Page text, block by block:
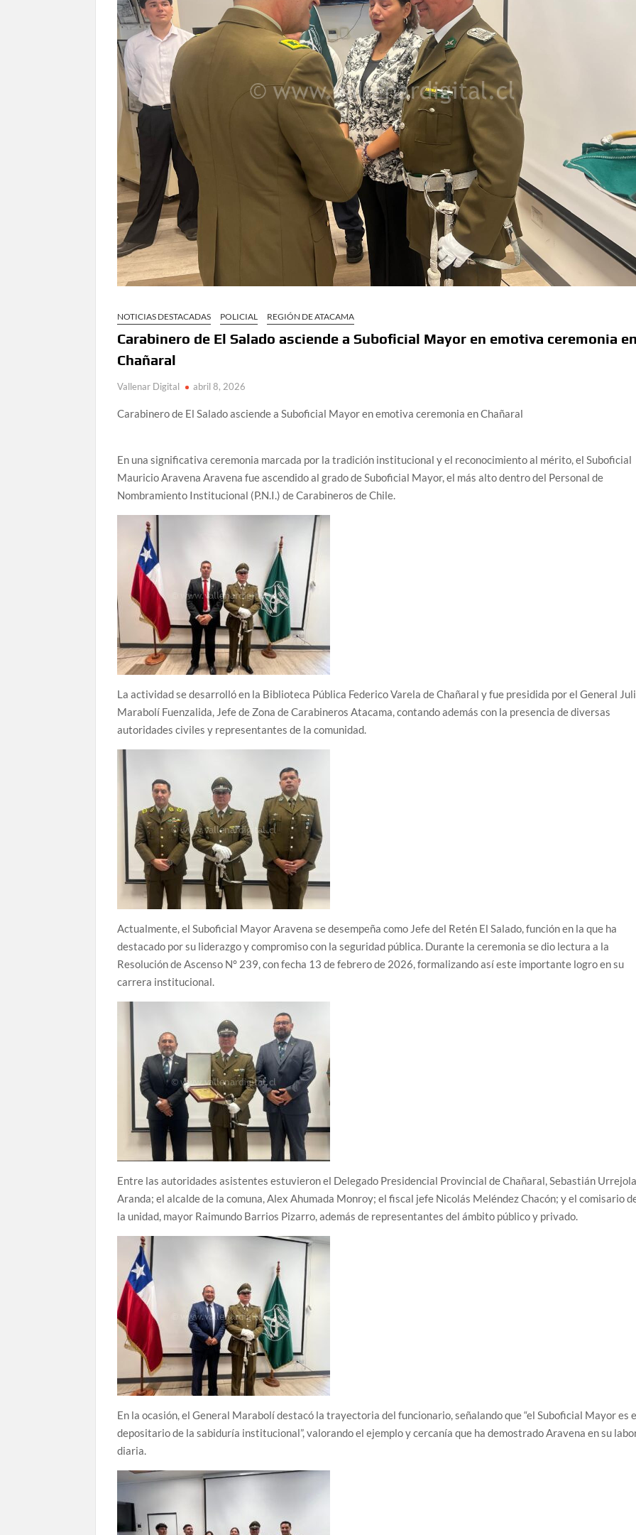
NOTICIAS DESTACADAS POLICIAL REGIÓN DE ATACAMA
Carabinero de El Salado asciende a Suboficial Mayor en emotiva ceremonia
Chañaral
Vallenar Digital abril 8, 2026
Carabinero de El Salado asciende a Suboficial Mayor en emotiva ceremonia en Chañaral
En una significativa ceremonia marcada por la tradición institucional y el reconocimiento al mérito, el Suboficial
Mauricio Aravena Aravena fue ascendido al grado de Suboficial Mayor, el más alto dentro del Personal de
Nombramiento Institucional (P.N.I.) de Carabineros de Chile.
La actividad se desarrolló en la Biblioteca Pública Federico Varela de Chañaral y fue presidida por el General
Marabolí Fuenzalida, Jefe de Zona de Carabineros Atacama, contando además con la presencia de diversas
autoridades civiles y representantes de la comunidad.
Actualmente, el Suboficial Mayor Aravena se desempeña como Jefe del Retén El Salado, función en la que ha
destacado por su liderazgo y compromiso con la seguridad pública. Durante la ceremonia se dio lectura a la
Resolución de Ascenso N° 239, con fecha 13 de febrero de 2026, formalizando así este importante logro en su
carrera institucional.
Entre las autoridades asistentes estuvieron el Delegado Presidencial Provincial de Chañaral, Sebastián
Aranda; el alcalde de la comuna, Alex Ahumada Monroy; el fiscal jefe Nicolás Meléndez Chacón; y el comisario
la unidad, mayor Raimundo Barrios Pizarro, además de representantes del ámbito público y privado.
En la ocasión, el General Marabolí destacó la trayectoria del funcionario, señalando que “el Suboficial Mayor es
depositario de la sabiduría institucional”, valorando el ejemplo y cercanía que ha demostrado Aravena en su
diaria.